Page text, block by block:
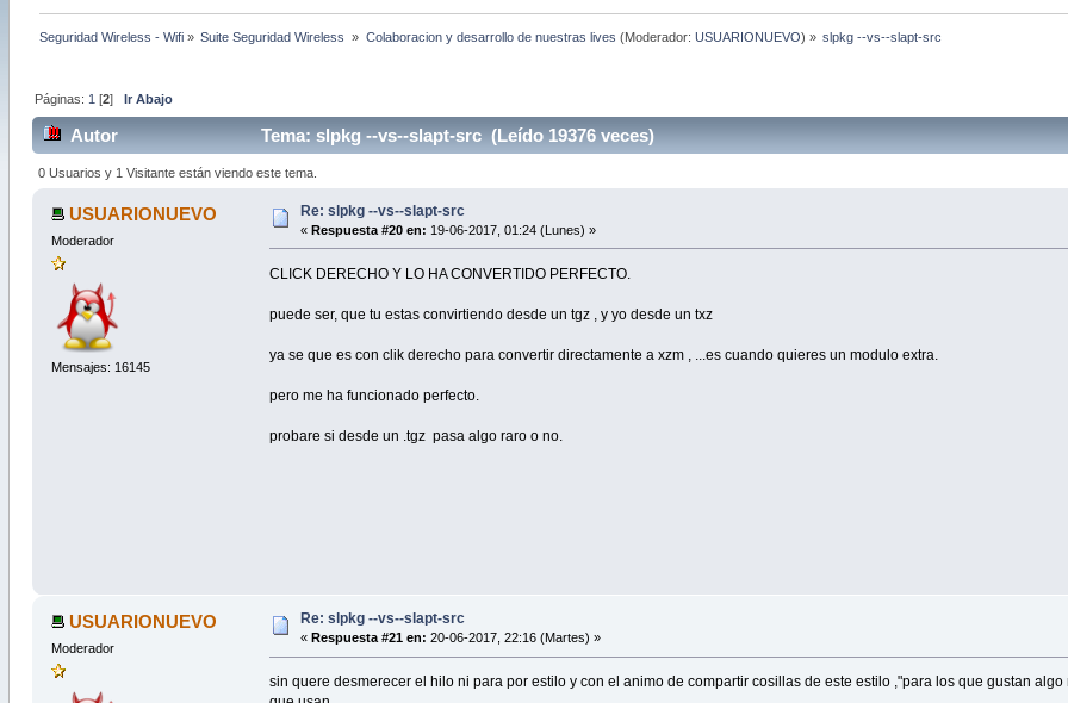
Seguridad Wireless - Wifi» Suite Seguridad Wireless » Colaboracion y desarrollo de nuestras lives (Moderador: USUARIONUEVO) » slpkg --vs--slapt-src
Páginas: 1 [2] Ir Abajo
Autor Tema: slpkg --vs--slapt-src (Leído 19376 veces)
0 Usuarios y 1 Visitante están viendo este tema.
USUARIONUEVO
Moderador
Mensajes: 16145
Re: slpkg --vs--slapt-src
« Respuesta #20 en: 19-06-2017, 01:24 (Lunes) »
CLICK DERECHO Y LO HA CONVERTIDO PERFECTO.
puede ser, que tu estas convirtiendo desde un tgz , y yo desde un txz
ya se que es con clik derecho para convertir directamente a xzm , ...es cuando quieres un modulo extra.
pero me ha funcionado perfecto.
probare si desde un .tgz pasa algo raro o no.
USUARIONUEVO
Moderador
Re: slpkg --vs--slapt-src
« Respuesta #21 en: 20-06-2017, 22:16 (Martes) »
sin quere desmerecer el hilo ni para por estilo y con el animo de compartir cosillas de este estilo ,"para los que gustan